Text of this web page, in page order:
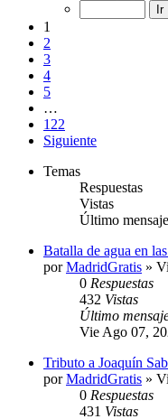
1
2
3
4
5
…
122
Siguiente
Temas
Respuestas
Vistas
Último mensaje
Batalla de agua en
porMadridGratis »
0 Respuestas
432 Vistas
Último
Vie Ago 07,
Tributo a Joaquín
porMadridGratis »
0 Respuestas
431 Vistas